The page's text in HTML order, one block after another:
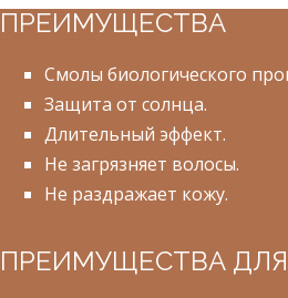
ПРЕИМУЩЕСТВА
Смолы биологического
Защита от солнца.
Длительный эффект.
Не загрязняет волосы.
Не раздражает кожу.
ПРЕИМУЩЕСТВА